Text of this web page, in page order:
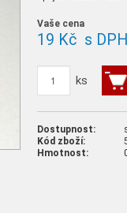
Vaše cena
19 Kč s DPH
ks
Dostupnost:
Kód zboží:
Hmotnost: